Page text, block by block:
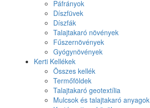
Páfrányok
Díszfüvek
Díszfák
Talajtakaró növények
Fűszernövények
Gyógynövények
Kerti Kellékek
Összes kellék
Termőföldek
Talajtakaró geotextília
Mulcsok és talajtakaró anyagok